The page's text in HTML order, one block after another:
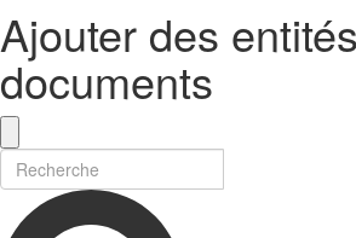
Ajouter des
documents